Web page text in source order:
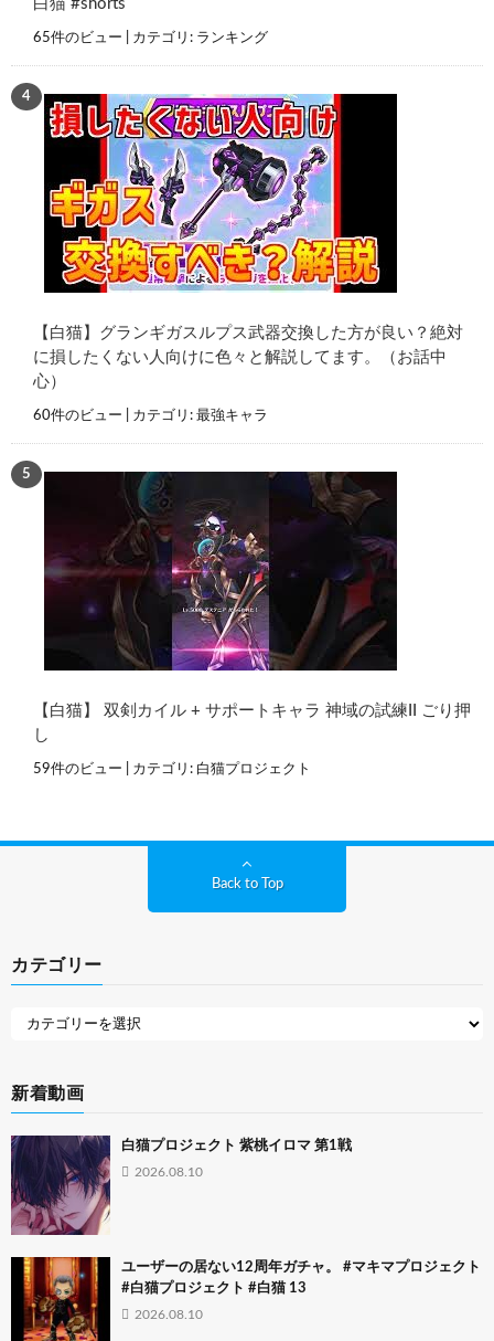
白猫 #shorts
65件のビュー カテゴリ: ランキング
【白猫】グランギガスルプス武器交換した方が良い？絶対
に損したくない人向けに色々と解説してます。（お話中
心）
60件のビュー カテゴリ: 最強キャラ
【白猫】 双剣カイル + サポートキャラ 神域の試練II ごり押
し
59件のビュー カテゴリ: 白猫プロジェクト
Back to Top
カテゴリー
新着動画
白猫プロジェクト 紫桃イロマ 第1戦
2026.08.10
ユーザーの居ない12周年ガチャ。 #マキマプロジェクト
#白猫プロジェクト #白猫 13
2026.08.10